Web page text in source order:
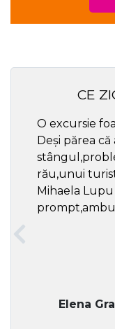
CE
O excursie
Deși părea
rău,unui
Mihaela
Elena